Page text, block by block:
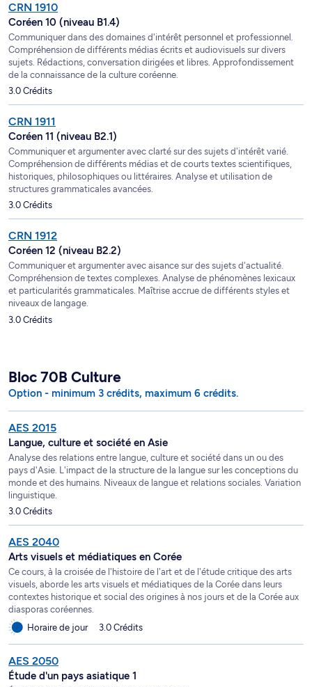
CRN 1910
Coréen 10 (niveau B1.4)
Communiquer dans des domaines d'intérêt personnel et professionnel.
Compréhension de différents médias écrits et audiovisuels sur divers
sujets. Rédactions, conversation dirigées et libres. Approfondissement
de la connaissance de la culture coréenne.
3.0 Crédits
CRN 1911
Coréen 11 (niveau B2.1)
Communiquer et argumenter avec clarté sur des sujets d'intérêt varié.
Compréhension de différents médias et de courts textes scientifiques,
historiques, philosophiques ou littéraires. Analyse et utilisation de
structures grammaticales avancées.
3.0 Crédits
CRN 1912
Coréen 12 (niveau B2.2)
Communiquer et argumenter avec aisance sur des sujets d'actualité.
Compréhension de textes complexes. Analyse de phénomènes lexicaux
et particularités grammaticales. Maîtrise accrue de différents styles et
niveaux de langage.
3.0 Crédits
Bloc 70B Culture
Option - minimum 3 crédits, maximum 6 crédits.
AES 2015
Langue, culture et société en Asie
Analyse des relations entre langue, culture et société dans un ou des
pays d'Asie. L'impact de la structure de la langue sur les conceptions du
monde et des humains. Niveaux de langue et relations sociales. Variation
linguistique.
3.0 Crédits
AES 2040
Arts visuels et médiatiques en Corée
Ce cours, à la croisée de l'histoire de l'art et de l'étude critique des arts
visuels, aborde les arts visuels et médiatiques de la Corée dans leurs
contextes historique et social des origines à nos jours et de la Corée aux
diasporas coréennes.
Horaire de jour
3.0 Crédits
AES 2050
Étude d'un pays asiatique 1